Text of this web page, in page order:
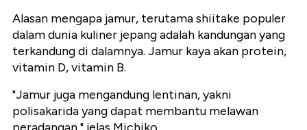
Alasan mengapa jamur, terutama shiitake populer
dalam dunia kuliner jepang adalah kandungan yang
terkandung di dalamnya. Jamur kaya akan protein,
vitamin D, vitamin B.
"Jamur juga mengandung lentinan, yakni
polisakarida yang dapat membantu melawan